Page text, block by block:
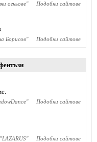
огньове" Подобни сайтове
Борисов" Подобни сайтове
" Подобни сайтове
LAZARUS" Подобни сайтове